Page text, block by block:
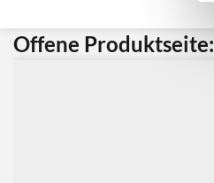
Offene Produktseite: